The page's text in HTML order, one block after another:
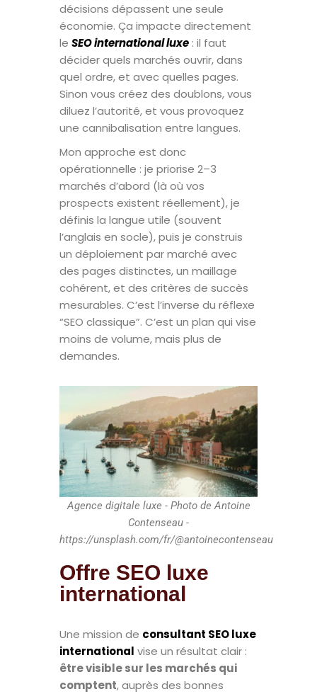
décisions dépassent une seule
économie. Ça impacte directement
le SEO international luxe : il faut
décider quels marchés ouvrir, dans
quel ordre, et avec quelles pages.
Sinon vous créez des doublons, vous
diluez l’autorité, et vous provoquez
une cannibalisation entre langues.
Mon approche est donc
opérationnelle : je priorise 2–3
marchés d’abord (là où vos
prospects existent réellement), je
définis la langue utile (souvent
l’anglais en socle), puis je construis
un déploiement par marché avec
des pages distinctes, un maillage
cohérent, et des critères de succès
mesurables. C’est l’inverse du réflexe
“SEO classique”. C’est un plan qui vise
moins de volume, mais plus de
demandes.
Agence digitale luxe - Photo de Antoine
Contenseau -
https://unsplash.com/fr/@antoinecontenseau
Offre SEO luxe
international
Une mission de consultant SEO luxe
international vise un résultat clair :
être visible sur les marchés qui
comptent, auprès des bonnes